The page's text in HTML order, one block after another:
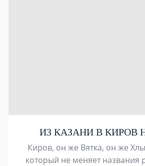
ИЗ КАЗАНИ В КИРОВ
Киров, он же Вятка, он же
который не меняет названия